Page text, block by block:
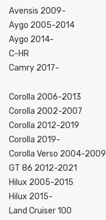
Avensis 2009-
Aygo 2005-2014
Aygo 2014-
C-HR
Camry 2017-
Corolla 2006-2013
Corolla 2002-2007
Corolla 2012-2019
Corolla 2019-
Corolla Verso 2004-2009
GT 86 2012-2021
Hilux 2005-2015
Hilux 2015-
Land Cruiser 100